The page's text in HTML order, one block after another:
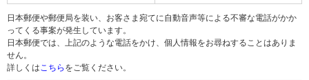
日本郵便や郵便局を装い、お客さま宛てに自動音声等による不審な電話がかか
ってくる事案が発生しています。
日本郵便では、上記のような電話をかけ、個人情報をお尋ねすることはありま
せん。
詳しくは こちらをご覧ください。